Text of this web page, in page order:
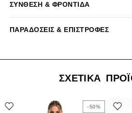
ΣΎΝΘΕΣΗ & ΦΡΟΝΤΊΔΑ
ΠΑΡΑΔΌΣΕΙΣ & ΕΠΙΣΤΡΟΦΈΣ
ΣΧΕΤΙΚΆ
-50%